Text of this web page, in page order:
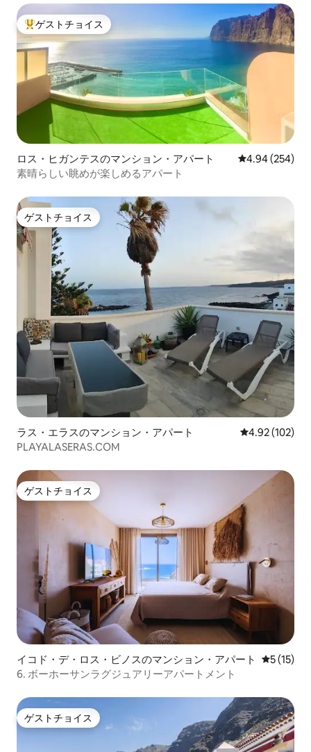
大好評のゲストチョイスです。
ゲストチョイス
ロス・ヒガンテスのマンション・アパート レビュー254
4.94 (254)
素晴らしい眺めが楽しめるアパート
ゲストチョイス
ゲストチョイス
ラス・エラスのマンション・アパート レビュー102
4.92 (102)
PLAYALASERAS.COM
ゲストチョイス
ゲストチョイス
イコド・デ・ロス・ビノスのマンション・アパート レビュー
5 (15)
6. ボーホーサンラグジュアリーアパートメント
ゲストチョイス
ゲストチョイス